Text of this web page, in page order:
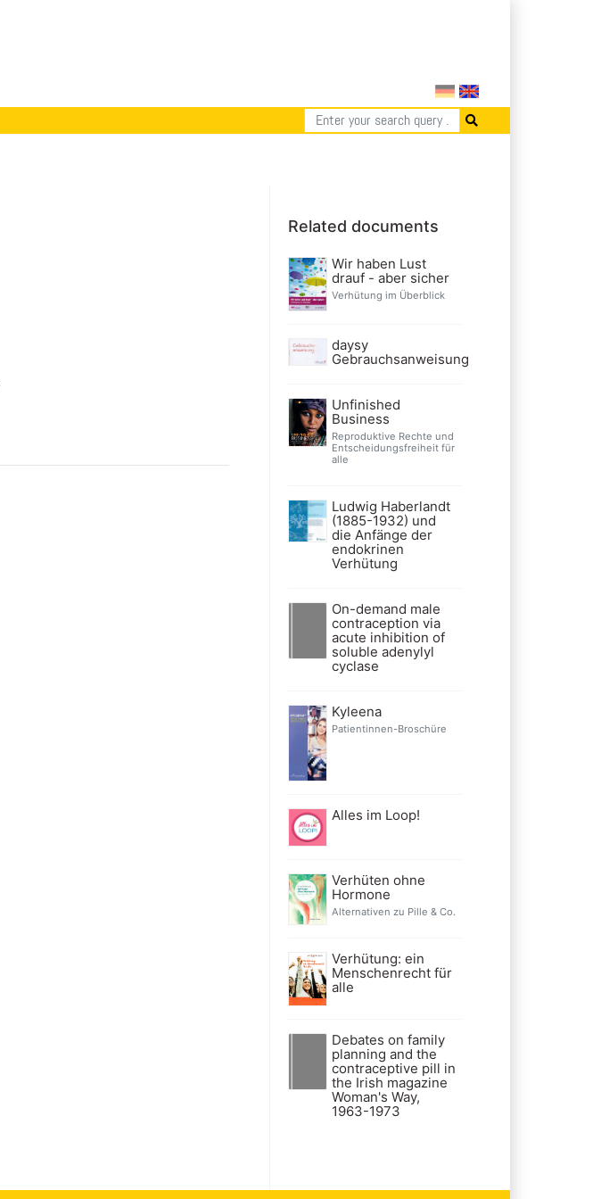
Related documents
Wir haben Lust
drauf - aber sicher
Verhütung im Überblick
daysy
Gebrauchsanweisung
Unfinished
Business
Reproduktive Rechte und
Entscheidungsfreiheit für
alle
Ludwig Haberlandt
(1885-1932) und
die Anfänge der
endokrinen
Verhütung
On-demand male
contraception via
acute inhibition of
soluble adenylyl
cyclase
Kyleena
Patientinnen-Broschüre
Alles im Loop!
Verhüten ohne
Hormone
Alternativen zu Pille & Co.
Verhütung: ein
Menschenrecht für
alle
Debates on family
planning and the
contraceptive pill in
the Irish magazine
Woman's Way,
1963-1973